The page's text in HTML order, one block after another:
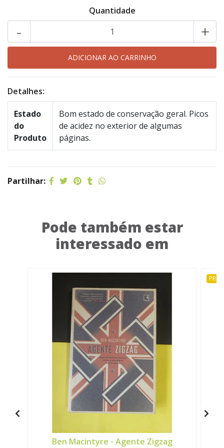
Quantidade
+
-
Detalhes:
Estado
do
Produto
Bom estado de conservação geral. Picos
de acidez no exterior de algumas
páginas.
Partilhar:
Pode também estar
interessado em
Ben Macintyre - Agente Zigzag